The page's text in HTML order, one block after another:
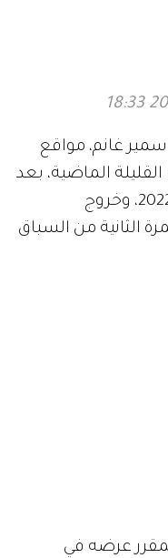
غانم، مواقع
الماضية، بعد
إعلان غيابها عن موسم رمضان 2022، وخروج
الثانية من السباق
عرضه في